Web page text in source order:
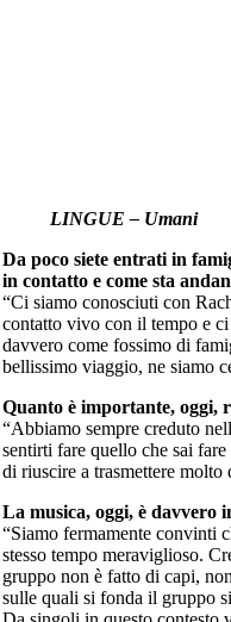
LINGUE – Umani
Da poco siete entrati in
in contatto e come sta
“Ci siamo conosciuti con
contatto vivo con il tempo e
davvero come fossimo di
bellissimo viaggio, ne siamo
Quanto è importante, oggi,
“Abbiamo sempre creduto
sentirti fare quello che sai
di riuscire a trasmettere
La musica, oggi, è davvero
“Siamo fermamente convinti
stesso tempo meraviglioso.
gruppo non è fatto di capi,
sulle quali si fonda il gruppo